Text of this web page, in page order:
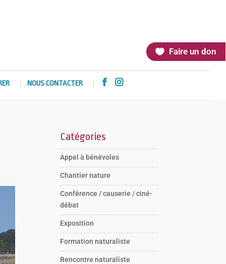
Faire un don
NOUS CONTACTER  
Catégories
Appel à bénévoles
Chantier nature
Conférence / causerie / ciné-
débat
Exposition
Formation naturaliste
Rencontre naturaliste